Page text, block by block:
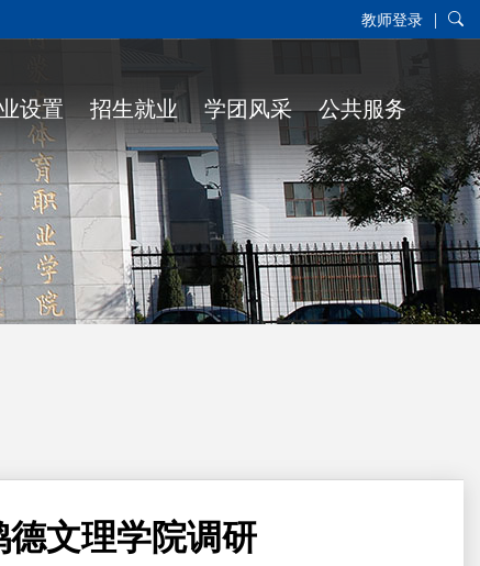
教师登录 |
设置 招生就业 学团风采 公共服务
文理学院调研